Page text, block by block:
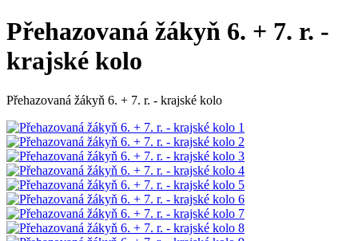
Přehazovaná žákyň 6. + 7. r. -
krajské kolo
Přehazovaná žákyň 6. + 7. r. - krajské kolo